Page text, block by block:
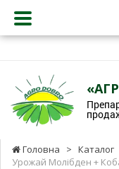
Головна > Каталог
Урожай Молібден +